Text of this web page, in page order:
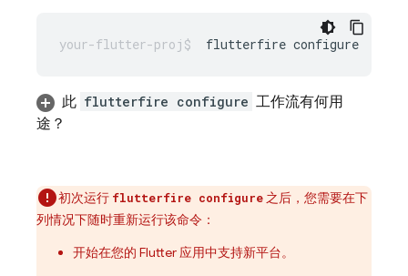
flutterfire
此 flutterfire configure 工作流有何用
途？
初次运行 flutterfire configure 之后，您需要在下
列情况下随时重新运行该命令：
开始在您的 Flutter 应用中支持新平台。